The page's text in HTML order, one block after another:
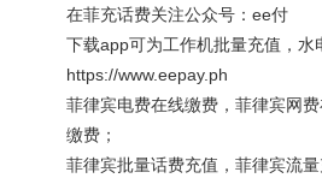
在菲充话费关注公众号：ee付
下载app可为工作机批量充值，水
https://www.eepay.ph
菲律宾电费在线缴费，菲律宾网
缴费；
菲律宾批量话费充值，菲律宾流